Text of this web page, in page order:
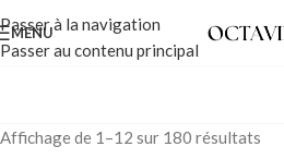
Passer à la navigation
Passer au contenu principal
MENU
Affichage de 1–12 sur 180 résultats